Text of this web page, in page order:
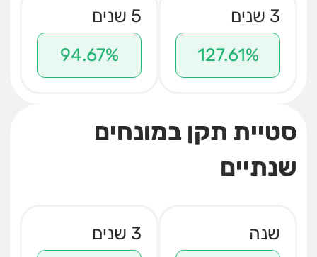
3 שנים
127.61%
5 שנים
94.67%
סטיית תקן במונחים
שנתיים
שנה
3 שנים